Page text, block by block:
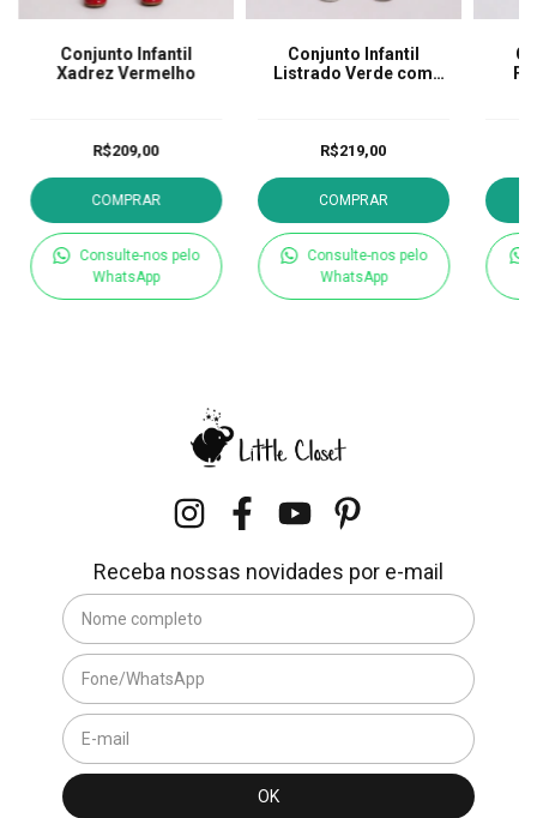
Conjunto Infantil
Xadrez Vermelho
R$209,00
COMPRAR
Consulte-nos pelo
WhatsApp
Conjunto Infantil
Listrado Verde com
R$219,00
COMPRAR
Consulte-nos pelo
WhatsApp
Receba nossas novidades por e-mail